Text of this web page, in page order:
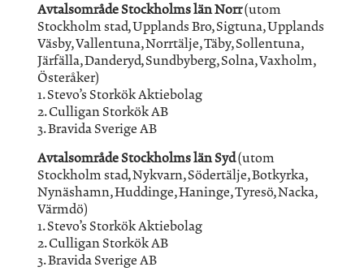
Avtalsområde Stockholms län Norr(utom
Stockholm stad, Upplands Bro, Sigtuna, Upplands
Väsby, Vallentuna, Norrtälje, Täby, Sollentuna,
Järfälla, Danderyd, Sundbyberg, Solna, Vaxholm,
Österåker)
1. Stevo’s Storkök Aktiebolag
2. Culligan Storkök AB
3. Bravida Sverige AB
Avtalsområde Stockholms län Syd(utom
Stockholm stad, Nykvarn, Södertälje, Botkyrka,
Nynäshamn, Huddinge, Haninge, Tyresö, Nacka,
Värmdö)
1. Stevo’s Storkök Aktiebolag
2. Culligan Storkök AB
3. Bravida Sverige AB